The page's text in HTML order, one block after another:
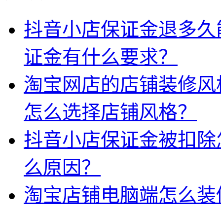
抖音小店保证金退多
证金有什么要求？
淘宝网店的店铺装修
怎么选择店铺风格？
抖音小店保证金被扣
么原因？
淘宝店铺电脑端怎么